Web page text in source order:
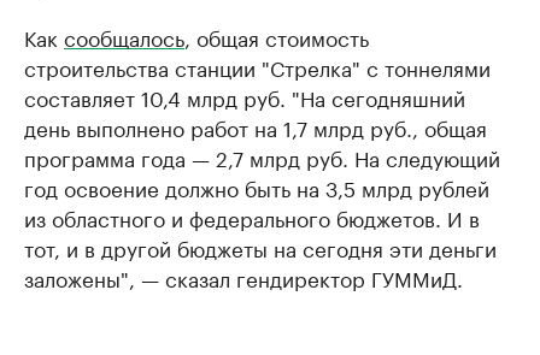
Как сообщалось, общая стоимость
строительства станции "Стрелка" с тоннелями
составляет 10,4 млрд руб. "На сегодняшний
день выполнено работ на 1,7 млрд руб., общая
программа года — 2,7 млрд руб. На следующий
год освоение должно быть на 3,5 млрд рублей
из областного и федерального бюджетов. И в
тот, и в другой бюджеты на сегодня эти деньги
заложены", — сказал гендиректор ГУММиД.